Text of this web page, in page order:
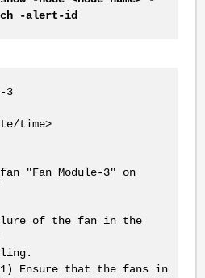
-alert-id
3
time>
"Fan Module-3" on
of the fan in the
Ensure that the fans in